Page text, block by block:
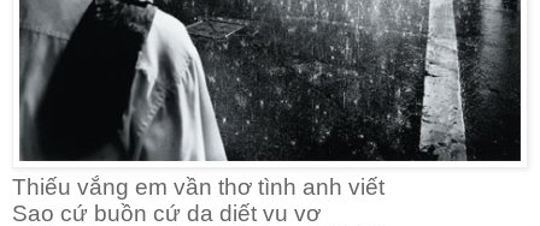
Thiếu vắng em vần thơ tình anh viết
Sao cứ buồn cứ da diết vu vơ